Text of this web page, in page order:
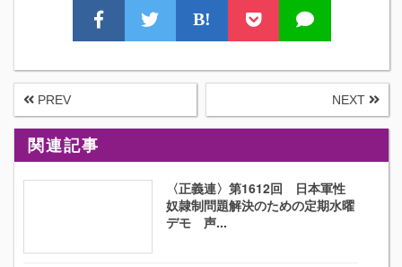
B!
PREV NEXT
関連記事
〈正義連〉第1612回 日本軍性
奴隷制問題解決のための定期水曜
デモ 声...